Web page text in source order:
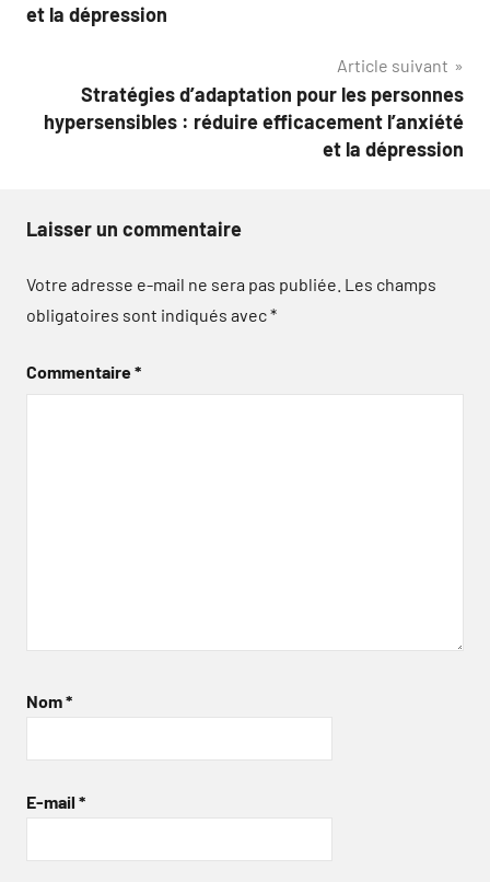
l’article
et la dépression
Article suivant
Stratégies d’adaptation pour les personnes
hypersensibles : réduire efficacement l’anxiété
et la dépression
Laisser un commentaire
Votre adresse e-mail ne sera pas publiée. Les champs
obligatoires sont indiqués avec*
Commentaire*
Nom*
E-mail *